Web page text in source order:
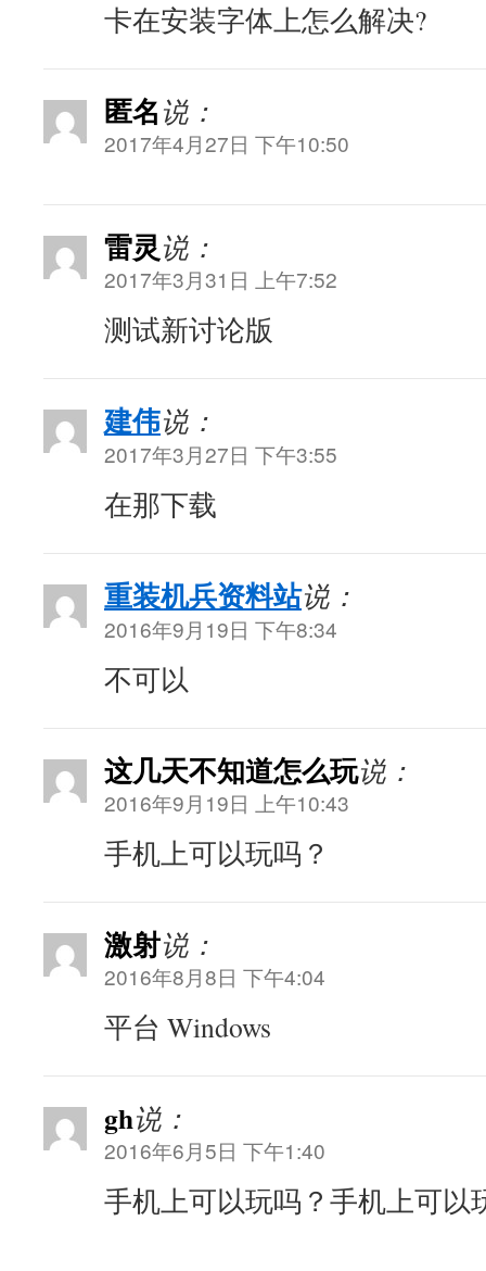
卡在安装字体上怎么解决?
匿名说：
2017年4月27日 下午10:50
雷灵说：
2017年3月31日 上午7:52
测试新讨论版
建伟说：
2017年3月27日 下午3:55
在那下载
重装机兵资料站说：
2016年9月19日 下午8:34
不可以
这几天不知道怎么玩说：
2016年9月19日 上午10:43
手机上可以玩吗？
激射说：
2016年8月8日 下午4:04
平台 Windows
gh说：
2016年6月5日 下午1:40
手机上可以玩吗？手机上可以